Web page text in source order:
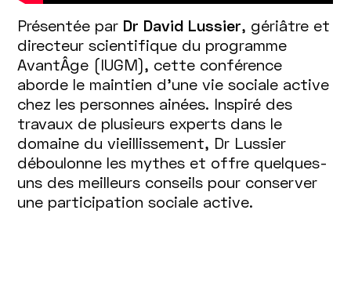
Présentée par Dr David Lussier, gériâtre et
directeur scientifique du programme
AvantÂge (IUGM), cette conférence
aborde le maintien d’une vie sociale active
chez les personnes ainées. Inspiré des
travaux de plusieurs experts dans le
domaine du vieillissement, Dr Lussier
déboulonne les mythes et offre quelques-
uns des meilleurs conseils pour conserver
une participation sociale active.